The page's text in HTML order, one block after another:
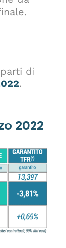
di
.
2022